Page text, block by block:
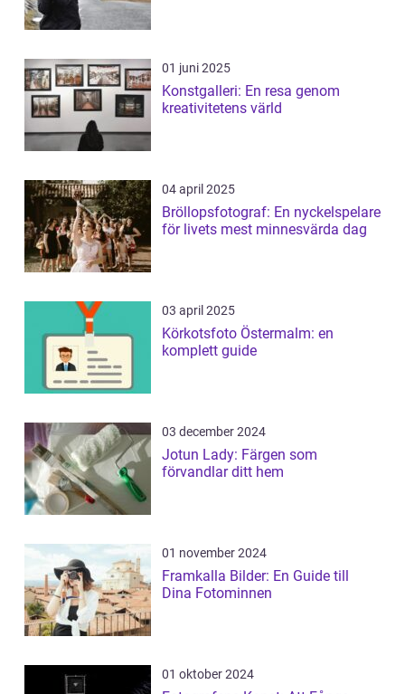
01 juni 2025
Konstgalleri: En resa genom
kreativitetens värld
04 april 2025
Bröllopsfotograf: En nyckelspelare
för livets mest minnesvärda dag
03 april 2025
Körkotsfoto Östermalm: en
komplett guide
03 december 2024
Jotun Lady: Färgen som
förvandlar ditt hem
01 november 2024
Framkalla Bilder: En Guide till
Dina Fotominnen
01 oktober 2024